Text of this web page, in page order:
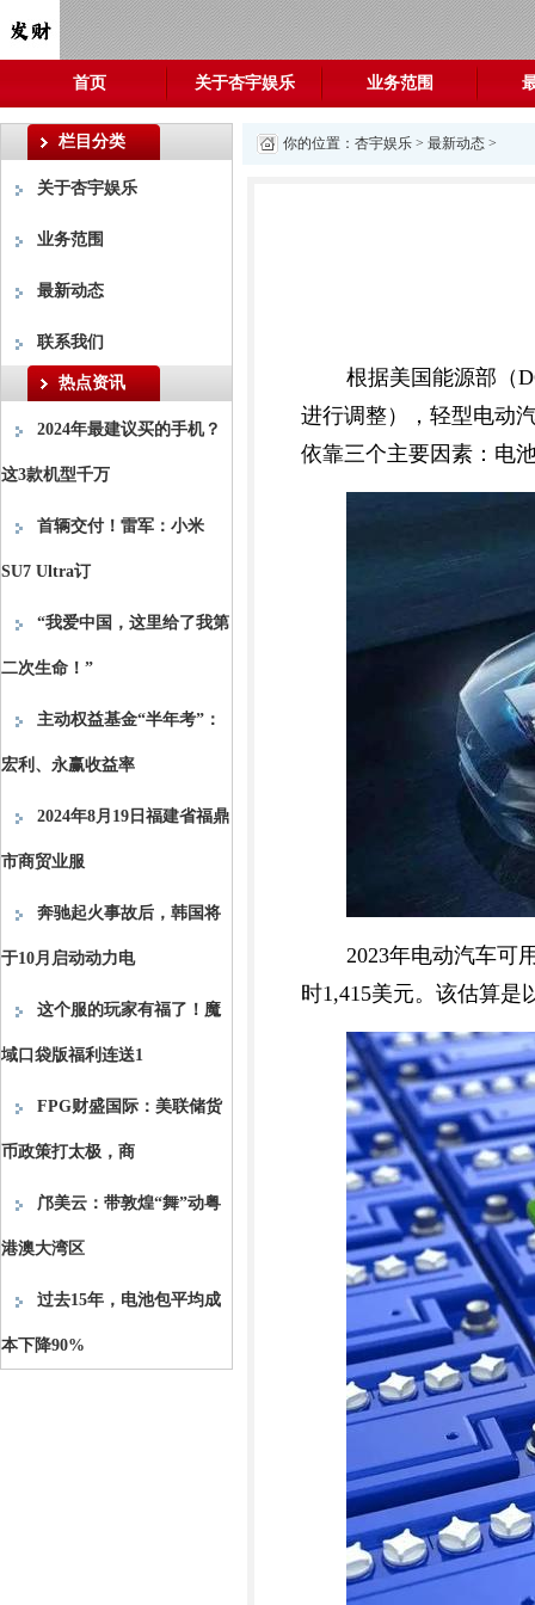
首页 关于杏宇娱乐 业务范围
栏目分类
关于杏宇娱乐
业务范围
最新动态
联系我们
热点资讯
2024年最建议买的手机？
这3款机型千万
首辆交付！雷军：小米
SU7 Ultra订
“我爱中国，这里给了我第
二次生命！”
主动权益基金“半年考”：
宏利、永赢收益率
2024年8月19日福建省福鼎
市商贸业服
奔驰起火事故后，韩国将
于10月启动动力电
这个服的玩家有福了！魔
域口袋版福利连送1
FPG财盛国际：美联储货
币政策打太极，商
邝美云：带敦煌“舞”动粤
港澳大湾区
过去15年，电池包平均成
本下降90%
你的位置： 杏宇娱乐 > 最新动态 >
根据美国能源部（
进行调整），轻型电动
依靠三个主要因素：电
2023年电动汽车可
时1,415美元。该估算是